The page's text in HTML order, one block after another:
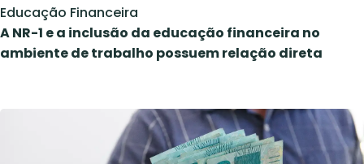
Educação Financeira
A NR-1 e a inclusão da educação financeira no
ambiente de trabalho possuem relação direta